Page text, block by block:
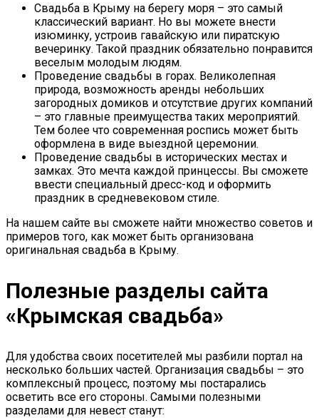
Свадьба в Крыму на берегу моря – это самый
классический вариант. Но вы можете внести
изюминку, устроив гавайскую или пиратскую
вечеринку. Такой праздник обязательно понравится
веселым молодым людям.
Проведение свадьбы в горах. Великолепная
природа, возможность аренды небольших
загородных домиков и отсутствие других компаний
– это главные преимущества таких мероприятий.
Тем более что современная роспись может быть
оформлена в виде выездной церемонии.
Проведение свадьбы в исторических местах и
замках. Это мечта каждой принцессы. Вы сможете
ввести специальный дресс-код и оформить
праздник в средневековом стиле.
На нашем сайте вы сможете найти множество советов и
примеров того, как может быть организована
оригинальная свадьба в Крыму.
Полезные разделы сайта
«Крымская свадьба»
Для удобства своих посетителей мы разбили портал на
несколько больших частей. Организация свадьбы – это
комплексный процесс, поэтому мы постарались
осветить все его стороны. Самыми полезными
разделами для невест станут: